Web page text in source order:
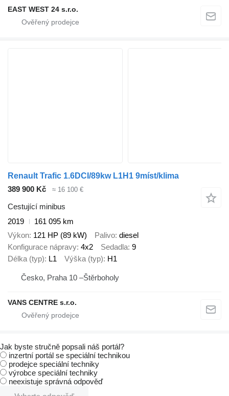
EAST WEST 24 s.r.o.
Renault Trafic 1.6DCI/89kw L1H1 9míst/klima
389 900 Kč
≈ 16 100 €
Cestující minibus
2019
161 095 km
Výkon 121 HP (89 kW) Palivo diesel
Konfigurace nápravy 4x2 Sedadla 9
Délka (typ) L1 Výška (typ) H1
Česko, Praha 10 –Štěrboholy
VANS CENTRE s.r.o.
Jak byste stručně popsali náš portál?
inzertní portál se speciální technikou
prodejce speciální techniky
výrobce speciální techniky
neexistuje správná odpověď